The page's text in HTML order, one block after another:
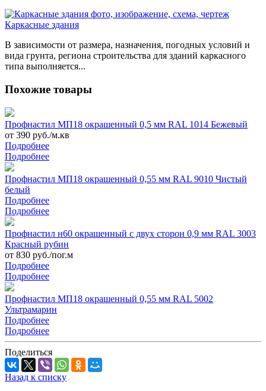
Каркасные здания
В зависимости от размера, назначения, погодных условий и
вида грунта, региона строительства для зданий каркасного
типа выполняется...
Похожие товары
Профнастил МП18 окрашенный 0,5 мм RAL 1014 Бежевый
от 390 руб./м.кв
Подробнее
Подробнее
Профнастил МП18 окрашенный 0,55 мм RAL 9010 Чистый
белый
Подробнее
Подробнее
Профнастил н60 окрашенный с двух сторон 0,9 мм RAL 3003
Красный рубин
от 830 руб./пог.м
Подробнее
Подробнее
Профнастил МП18 окрашенный 0,55 мм RAL 5002
Ультрамарин
Подробнее
Подробнее
Поделиться
Назад к списку